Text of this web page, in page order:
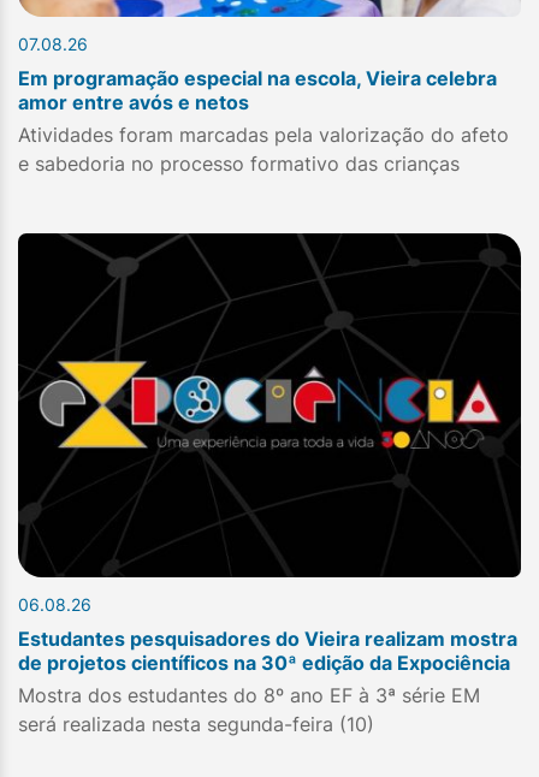
07.08.26
Em programação especial na escola, Vieira celebra
amor entre avós e netos
Atividades foram marcadas pela valorização do afeto
e sabedoria no processo formativo das crianças
06.08.26
Estudantes pesquisadores do Vieira realizam mostra
de projetos científicos na 30ª edição da Expociência
Mostra dos estudantes do 8º ano EF à 3ª série EM
será realizada nesta segunda-feira (10)